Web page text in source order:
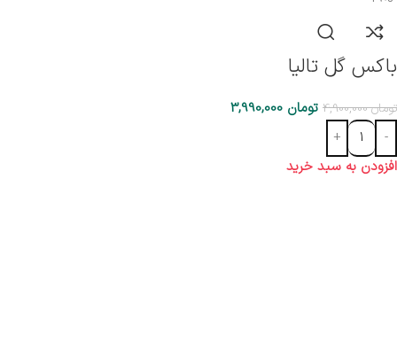
باکس گل تالیا
تومان4,900,000 تومان
افزودن به سبد خرید